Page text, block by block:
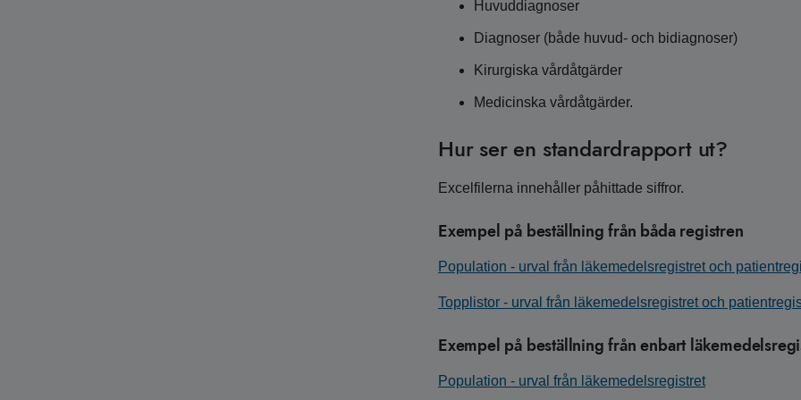
Huvuddiagnoser
Diagnoser (både huvud- och bidiagnoser)
Kirurgiska vårdåtgärder
Medicinska vårdåtgärder.
Hur ser en standardrapport ut?
Excelfilerna innehåller påhittade siffror.
Exempel på beställning från båda registren
Population - urval från läkemedelsregistret och
Topplistor - urval från läkemedelsregistret och
Exempel på beställning från enbart
Population - urval från läkemedelsregistret